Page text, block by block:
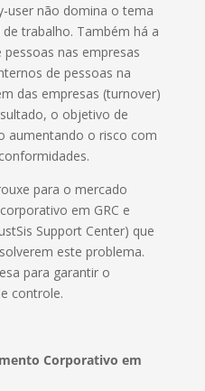
user não domina o tema
trabalho. Também há a
nas empresas
de pessoas na
das empresas (turnover)
o objetivo de
aumentando o risco com
para o mercado
em GRC e
Support Center) que
este problema.
para garantir o
controle.
Corporativo em